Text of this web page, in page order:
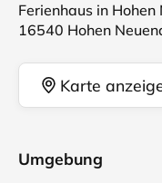
Ferienhaus in
16540 Hohen
Karte
Umgebung